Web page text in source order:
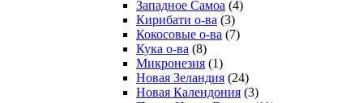
Западное Самоа (4)
Кирибати о-ва (3)
Кокосовые о-ва (7)
Кука о-ва (8)
Микронезия (1)
Новая Зеландия (24)
Новая Календония (3)